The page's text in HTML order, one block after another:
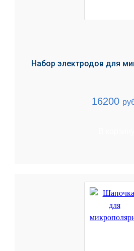
Набор электродов для
16200